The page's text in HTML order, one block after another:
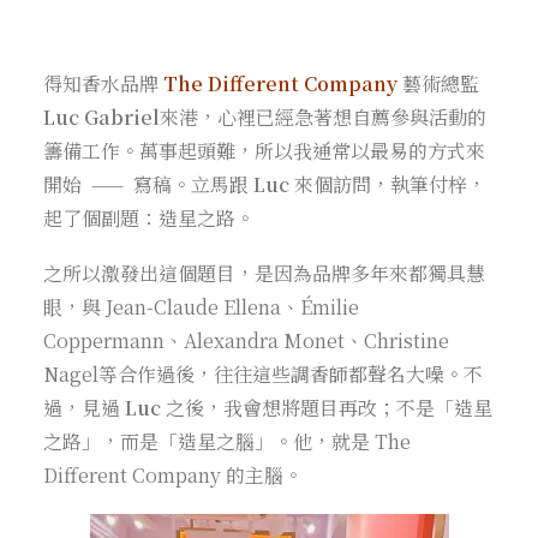
得知香水品牌 The Different Company藝術總監
Luc Gabriel來港，心裡已經急著想自薦參與活動的
籌備工作。萬事起頭難，所以我通常以最易的方式來
開始 —— 寫稿。立馬跟 Luc來個訪問，執筆付梓，
起了個副題：造星之路。
之所以激發出這個題目，是因為品牌多年來都獨具慧
眼，與 Jean-Claude Ellena、Émilie
Coppermann、Alexandra Monet、Christine
Nagel等合作過後，往往這些調香師都聲名大噪。不
過，見過 Luc 之後，我會想將題目再改；不是「造星
之路」，而是「造星之腦」。他，就是 The
Different Company 的主腦。